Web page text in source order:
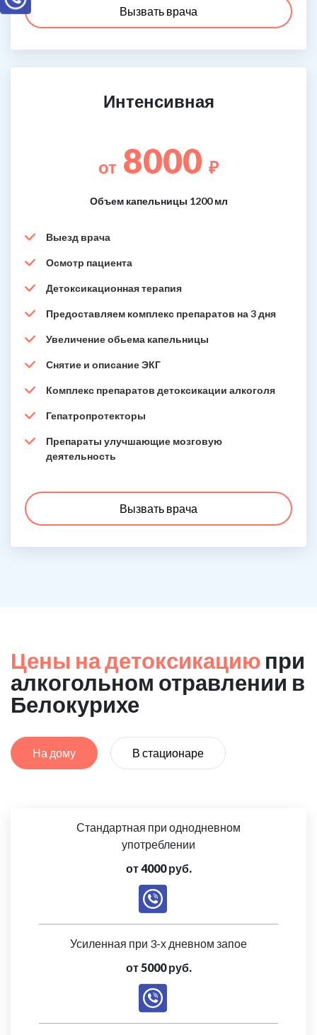
Вызвать врача
Интенсивная
от 8000 ₽
Объем капельницы 1200 мл
Выезд врача
Осмотр пациента
Детоксикационная терапия
Предоставляем комплекс препаратов на 3 дня
Увеличение обьема капельницы
Снятие и описание ЭКГ
Комплекс препаратов детоксикации алкоголя
Гепатропротекторы
Препараты улучшающие мозговую
деятельность
Вызвать врача
Цены на детоксикацию при
алкогольном отравлении в
Белокурихе
На дому В стационаре
Стандартная при однодневном
употреблении
от 4000 руб.
Усиленная при 3-х дневном запое
от 5000 руб.